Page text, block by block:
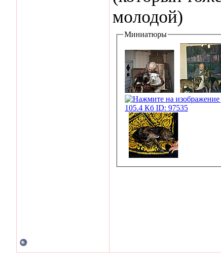
молодой)
Миниатюры